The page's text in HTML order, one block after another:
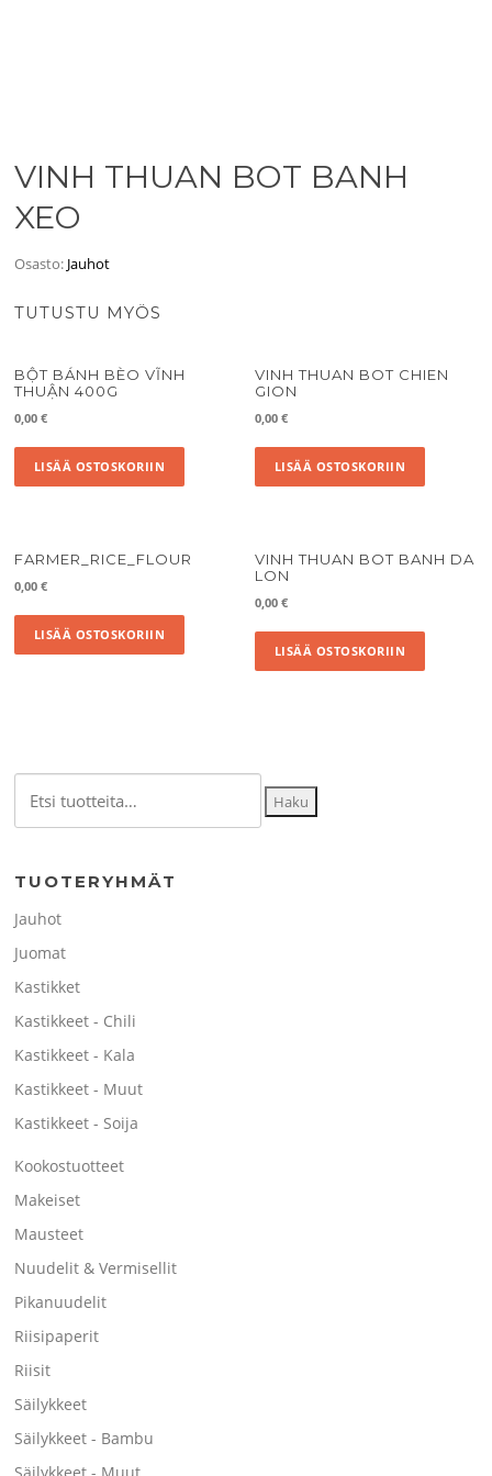
VINH THUAN BOT BANH
XEO
Osasto: Jauhot
TUTUSTU MYÖS
BỘT BÁNH BÈO VĨNH
THUẬN 400G
0,00€
LISÄÄ OSTOSKORIIN
VINH THUAN BOT CHIEN
GION
0,00€
LISÄÄ OSTOSKORIIN
FARMER_RICE_FLOUR
0,00€
LISÄÄ OSTOSKORIIN
VINH THUAN BOT BANH DA
LON
0,00€
LISÄÄ OSTOSKORIIN
Haku
TUOTERYHMÄT
Jauhot
Juomat
Kastikket
Kastikkeet - Chili
Kastikkeet - Kala
Kastikkeet - Muut
Kastikkeet - Soija
Kookostuotteet
Makeiset
Mausteet
Nuudelit & Vermisellit
Pikanuudelit
Riisipaperit
Riisit
Säilykkeet
Säilykkeet - Bambu
Säilykkeet - Muut